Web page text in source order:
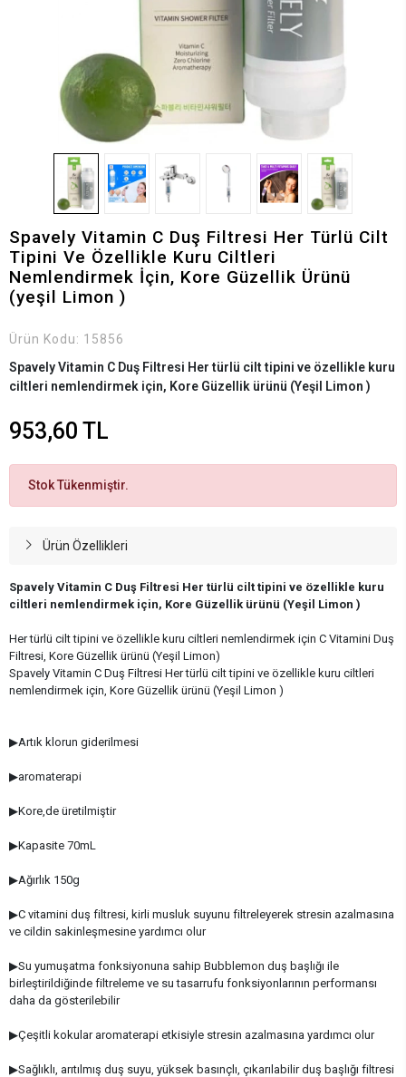
Spavely Vitamin C Duş Filtresi Her Türlü Cilt
Tipini Ve Özellikle Kuru Ciltleri
Nemlendirmek İçin, Kore Güzellik Ürünü
(yeşil Limon )
Ürün Kodu: 15856
Spavely Vitamin C Duş Filtresi Her türlü cilt tipini ve özellikle kuru
ciltleri nemlendirmek için, Kore Güzellik ürünü (Yeşil Limon )
953,60 TL
Stok Tükenmiştir.
Ürün Özellikleri
Spavely Vitamin C Duş Filtresi Her türlü cilt tipini ve özellikle kuru
ciltleri nemlendirmek için, Kore Güzellik ürünü (Yeşil Limon )
Her türlü cilt tipini ve özellikle kuru ciltleri nemlendirmek için C Vitamini Duş
Filtresi, Kore Güzellik ürünü (Yeşil Limon)
Spavely Vitamin C Duş Filtresi Her türlü cilt tipini ve özellikle kuru ciltleri
nemlendirmek için, Kore Güzellik ürünü (Yeşil Limon )
▶Artık klorun giderilmesi
▶aromaterapi
▶Kore,de üretilmiştir
▶Kapasite 70mL
▶Ağırlık 150g
▶C vitamini duş filtresi, kirli musluk suyunu filtreleyerek stresin azalmasına
ve cildin sakinleşmesine yardımcı olur
▶Su yumuşatma fonksiyonuna sahip Bubblemon duş başlığı ile
birleştirildiğinde filtreleme ve su tasarrufu fonksiyonlarının performansı
daha da gösterilebilir
▶Çeşitli kokular aromaterapi etkisiyle stresin azalmasına yardımcı olur
▶Sağlıklı, arıtılmış duş suyu, yüksek basınçlı, çıkarılabilir duş başlığı filtresi